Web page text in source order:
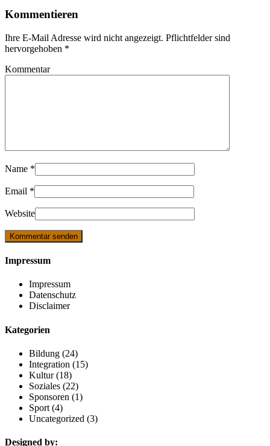
Kommentieren
Ihre E-Mail Adresse wird nicht angezeigt. Pflichtfelder sind
hervorgehoben *
Kommentar
Name *
Email *
Website
Impressum
Impressum
Datenschutz
Disclaimer
Kategorien
Bildung (24)
Integration (15)
Kultur(18)
Soziales (22)
Sponsoren (1)
Sport (4)
Uncategorized (3)
Designed by: